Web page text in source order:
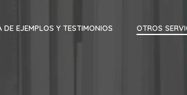
DE EJEMPLOS Y TESTIMONIOS OTROS